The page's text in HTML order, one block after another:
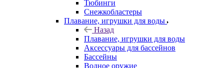
Тюбинги
Снежкобластеры
Плавание, игрушки для воды
Назад
Плавание, игрушки для воды
Аксессуары для бассейнов
Бассейны
Водное оружие